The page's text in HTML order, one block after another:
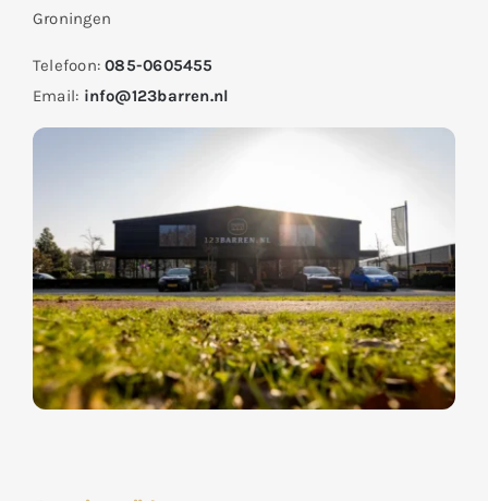
Groningen
Telefoon:085-0605455
Email: info@123barren.nl